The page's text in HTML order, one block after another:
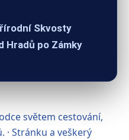
Skvosty
Hradů po Zámky
světem cestování,
· Stránku a veškerý